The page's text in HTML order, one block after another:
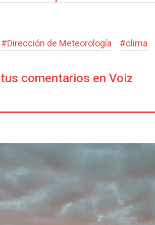
#Dirección de Meteorología #clima
comentarios en Voiz